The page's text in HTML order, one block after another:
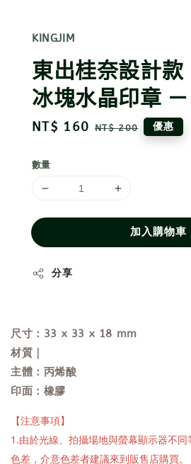
KINGJIM
東出桂奈設計
冰塊水晶印章
Sale
NT$ 160 Regular
NT$ 200 優惠
數量
加入購物車
分享
尺寸：33 x 33 x 18 mm
材質｜
主體：丙烯酸
印面：橡膠
【注意事項】
1.由於光線、拍攝場地與螢幕顯示器不
色差，介意色差者建議來到販售店購買。